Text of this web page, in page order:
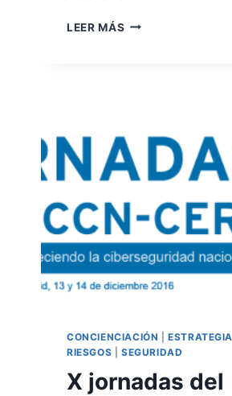
LEER MÁS ATENTADOS.
CONCIENCIACIÓN |ESTRATEGIA
RIESGOS
SEGURIDAD
X jornadas del